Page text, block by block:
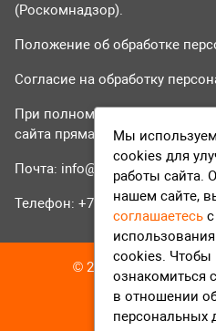
(Роскомнадзор).
Положение об обработке
Согласие на обработку
При полном или частичном
сайта прямая гиперссылка на
Почта: info@tvr24.tv
Телефон: +7 (496) 551-04-95
© 2016-2023 ТВР24
Мы
cookies для
работы сайта.
нашем сайте,
соглашаетесь
cookies. Чтобы
ознакомиться
в отношении
персональных